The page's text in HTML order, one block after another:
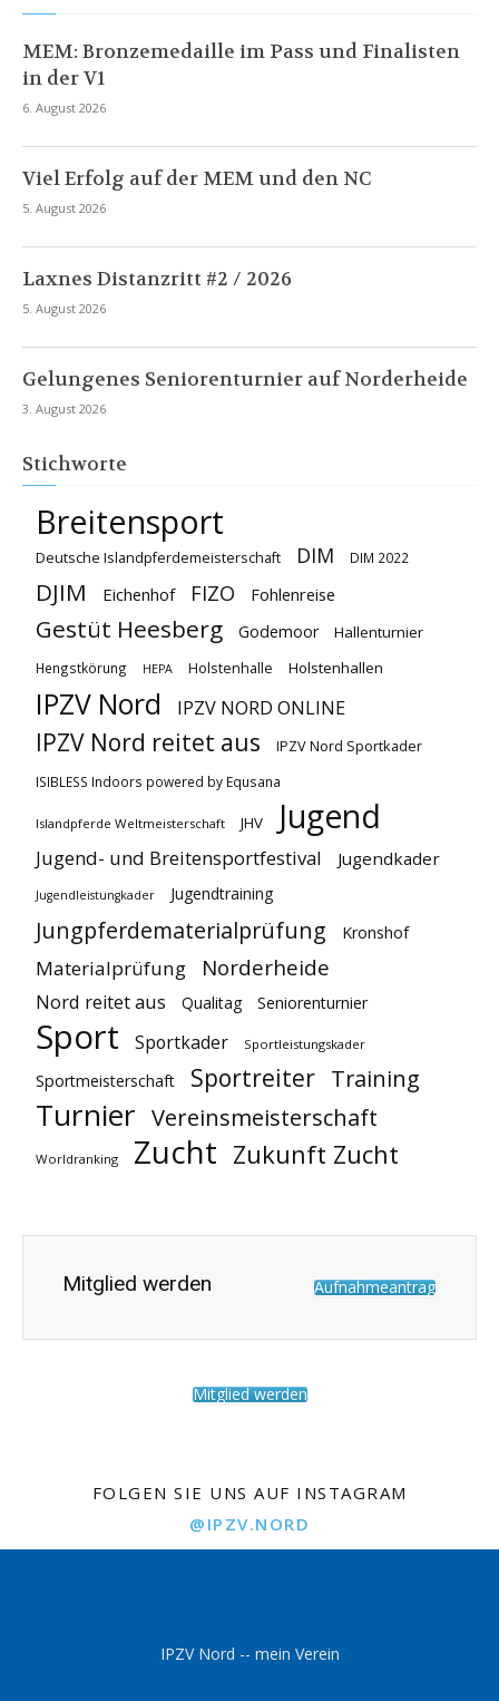
MEM: Bronzemedaille im Pass und Finalisten
in der V1
6. August 2026
Viel Erfolg auf der MEM und den NC
5. August 2026
Laxnes Distanzritt #2 / 2026
5. August 2026
Gelungenes Seniorenturnier auf Norderheide
3. August 2026
Stichworte
Breitensport
Deutsche Islandpferdemeisterschaft DIM DIM 2022
DJIM Eichenhof FIZO Fohlenreise
Gestüt Heesberg Godemoor Hallenturnier
Hengstkörung HEPA Holstenhalle Holstenhallen
IPZV Nord IPZV NORD ONLINE
IPZV Nord reitet aus IPZV Nord Sportkader
ISIBLESS Indoors powered by Equsana
Islandpferde Weltmeisterschaft JHV Jugend
Jugend- und Breitensportfestival Jugendkader
Jugendleistungkader Jugendtraining
Jungpferdematerialprüfung Kronshof
Materialprüfung Norderheide
Nord reitet aus Qualitag Seniorenturnier
Sport Sportkader Sportleistungskader
Sportmeisterschaft Sportreiter Training
Turnier Vereinsmeisterschaft
Worldranking Zucht Zukunft Zucht
Mitglied werden Aufnahmeantrag
Mitglied werden
FOLGEN SIE UNS AUF INSTAGRAM
@IPZV.NORD
IPZV Nord -- mein Verein